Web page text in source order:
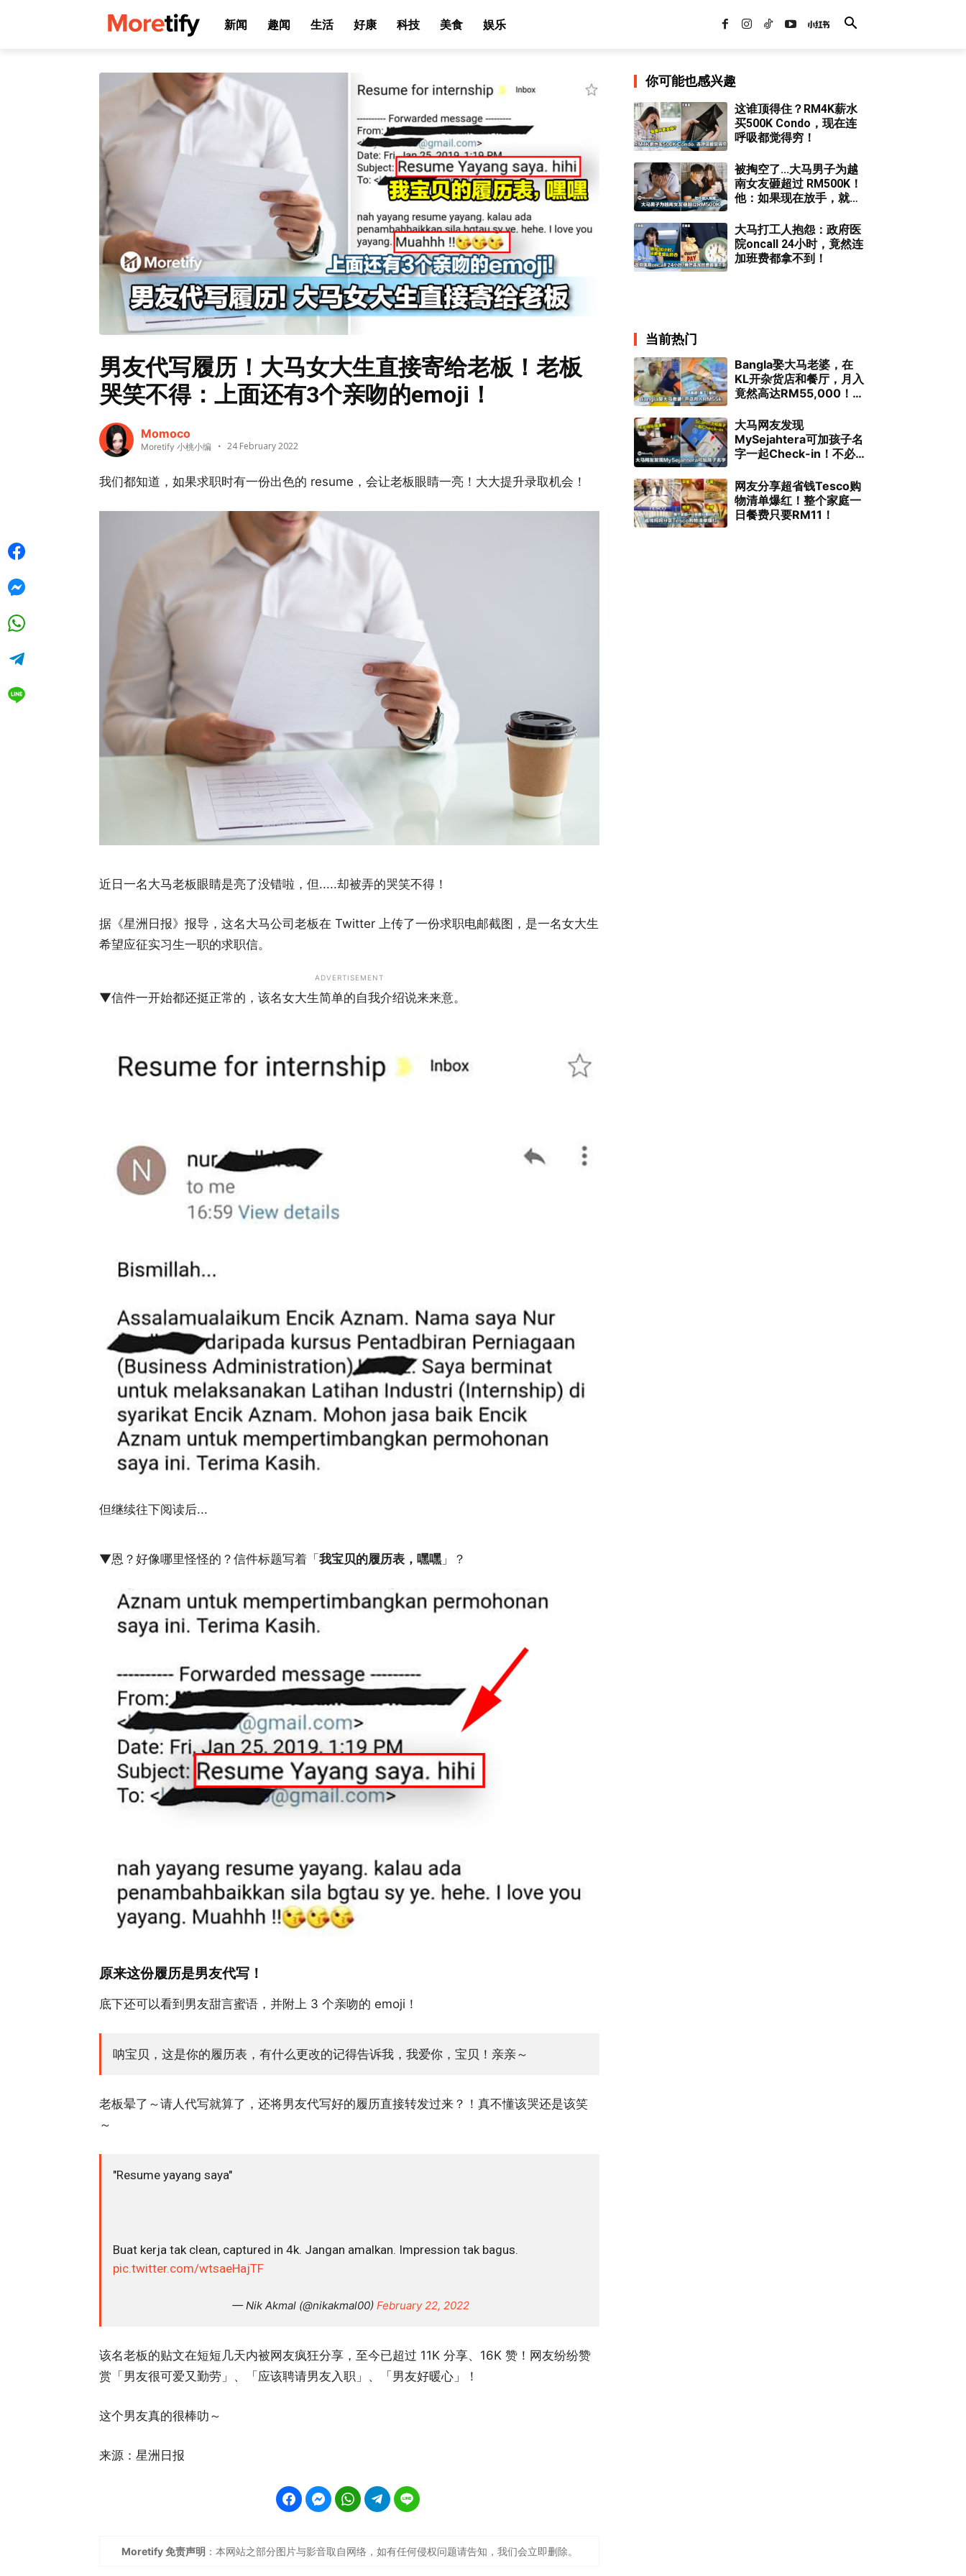
新闻 趣闻 生活 好康 科技 美食 娱乐
男友代写履历！大马女大生直接寄给老板！老板
哭笑不得：上面还有3个亲吻的emoji！
Momoco
Moretify 小桃小编 24 February 2022
我们都知道，如果求职时有一份出色的 resume，会让老板眼睛一亮！大大提升录取机会！
近日一名大马老板眼睛是亮了没错啦，但.....却被弄的哭笑不得！
据《星洲日报》报导，这名大马公司老板在 Twitter 上传了一份求职电邮截图，是一名女大生
希望应征实习生一职的求职信。
ADVERTISEMENT
▼信件一开始都还挺正常的，该名女大生简单的自我介绍说来来意。
但继续往下阅读后...
▼恩？好像哪里怪怪的？信件标题写着「 我宝贝的履历表，嘿嘿」？
原来这份履历是男友代写！
底下还可以看到男友甜言蜜语，并附上 3 个亲吻的 emoji！
呐宝贝，这是你的履历表，有什么更改的记得告诉我，我爱你，宝贝！亲亲～
老板晕了～请人代写就算了，还将男友代写好的履历直接转发过来？！真不懂该哭还是该笑
～
"Resume yayang saya"
Buat kerja tak clean, captured in 4k. Jangan amalkan. Impression tak bagus.
pic.twitter.com/wtsaeHajTF
— Nik Akmal (@nikakmal00) February 22, 2022
该名老板的贴文在短短几天内被网友疯狂分享，至今已超过 11K 分享、16K 赞！网友纷纷赞
赏「男友很可爱又勤劳」、「应该聘请男友入职」、「男友好暖心」！
这个男友真的很棒叻～
来源：星洲日报
Moretify 免责声明 ：本网站之部分图片与影音取自网络，如有任何侵权问题请告知，我们会立即删除。
你可能也感兴趣
这谁顶得住？RM4K薪水
买500K Condo，现在连
呼吸都觉得穷！
被掏空了...大马男子为越
南女友砸超过 RM500K！
他：如果现在放手，就是
大马打工人抱怨：政府医
院oncall 24小时，竟然连
加班费都拿不到！
当前热门
Bangla娶大马老婆，在
KL开杂货店和餐厅，月入
竟然高达RM55,000！结
大马网友发现
MySejahtera可加孩子名
字一起Check-in！不必再
网友分享超省钱Tesco购
物清单爆红！整个家庭一
日餐费只要RM11！